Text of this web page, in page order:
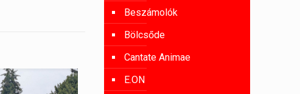
Beszámolók
Bölcsőde
Cantate Animae
E.ON